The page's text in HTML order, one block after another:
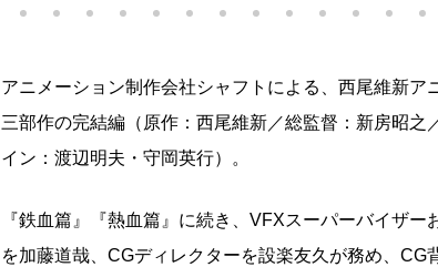
アニメーション制作会社シャフトによる、西尾維新ア
三部作の完結編（原作：西尾維新／総監督：新房昭之
イン：渡辺明夫・守岡英行）。
『鉄血篇』『熱血篇』に続き、VFXスーパーバイザ
を加藤道哉、CGディレクターを設楽友久が務め、